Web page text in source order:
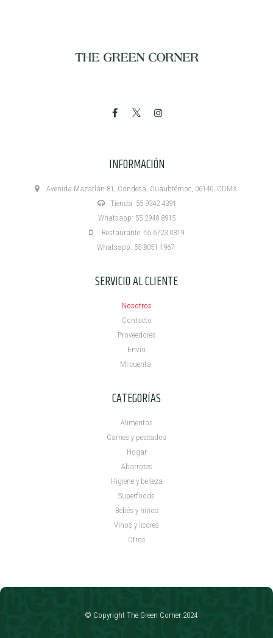
INFORMACIÓN
Avenida Mazatlán 81, Condesa, Cuauhtémoc, 06140, CDMX.
Tienda: 55 9342 4391
Whatsapp: 55 2948 8915
Restaurante: 55 6723 0319
Whatsapp: 55 8051 1967
SERVICIO AL CLIENTE
Nosotros
Contacto
Proveedores
Envío
Mi cuenta ​
CATEGORÍAS
Alimentos
Carnes y pescados
Hogar
Abarrotes
Higiene y belleza
Superfoods
Bebés y niños
Vinos y licores
Otros
© Copyright The Green Corner 2024